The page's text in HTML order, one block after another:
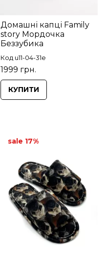
Домашні капці Family
story Мордочка
Беззубика
Код u11-04-31e
1999 грн.
КУПИТИ
sale 17%